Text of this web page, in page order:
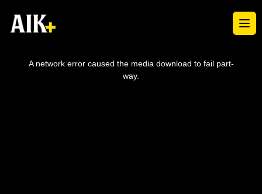
A network error caused the media download to fail part-
way.